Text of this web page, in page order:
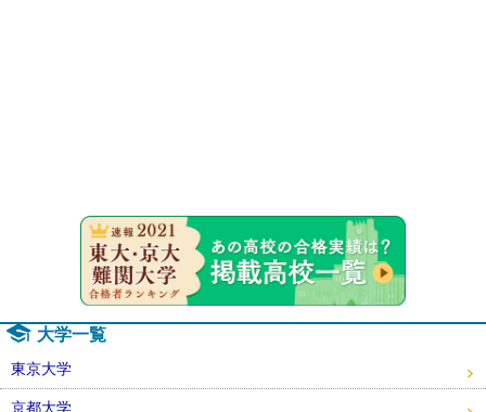
大学一覧
東京大学
京都大学